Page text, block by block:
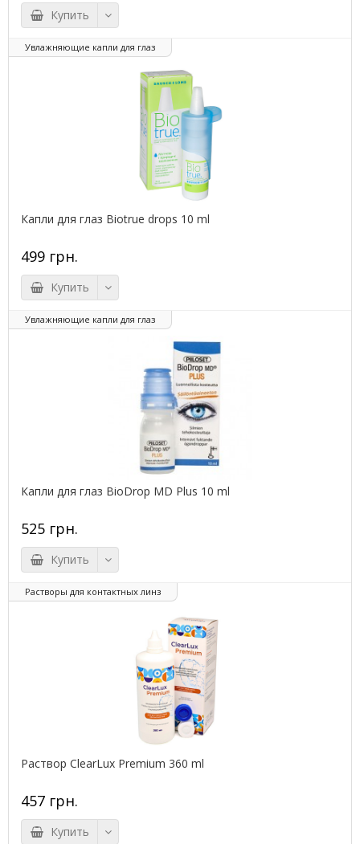
Купить
Увлажняющие капли для глаз
Капли для глаз Biotrue drops 10 ml
499 грн.
Купить
Увлажняющие капли для глаз
Капли для глаз BioDrop MD Plus 10 ml
525 грн.
Купить
Растворы для контактных линз
Раствор ClearLux Premium 360 ml
457 грн.
Купить